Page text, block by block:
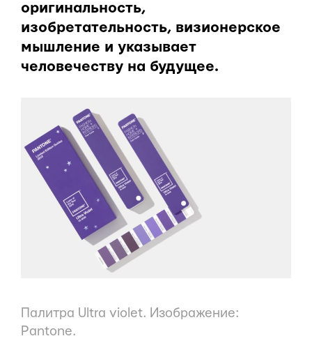
оригинальность,
изобретательность, визионерское
мышление и указывает
человечеству на будущее.
Палитра Ultra violet. Изображение:
Pantone.